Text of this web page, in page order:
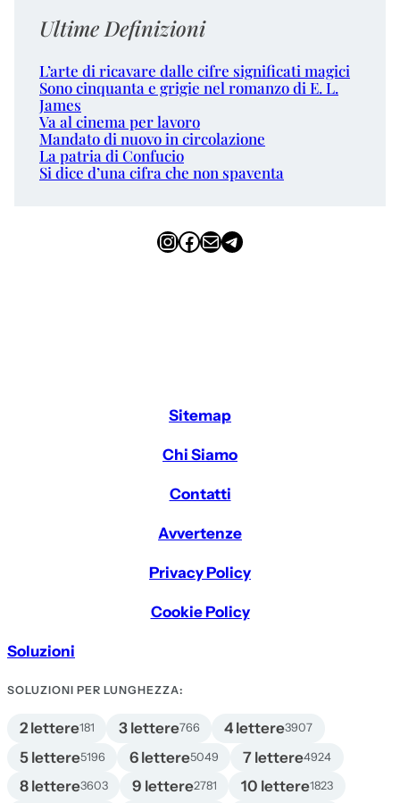
Ultime Definizioni
L’arte di ricavare dalle cifre significati magici
Sono cinquanta e grigie nel romanzo di E. L.
James
Va al cinema per lavoro
Mandato di nuovo in circolazione
La patria di Confucio
Si dice d’una cifra che non spaventa
InstagramFacebook Email Telegram
Sitemap
Chi Siamo
Contatti
Avvertenze
Privacy Policy
Cookie Policy
Soluzioni
SOLUZIONI PER LUNGHEZZA:
2 lettere181 3 lettere766 4 lettere3907
5 lettere5196 6 lettere5049 7 lettere4924
8 lettere3603 9 lettere2781 10 lettere1823